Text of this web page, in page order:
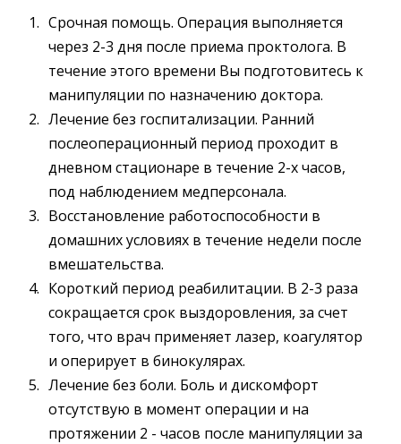
Срочная помощь. Операция выполняется
через 2-3 дня после приема проктолога. В
течение этого времени Вы подготовитесь к
манипуляции по назначению доктора.
Лечение без госпитализации. Ранний
послеоперационный период проходит в
дневном стационаре в течение 2-х часов,
под наблюдением медперсонала.
Восстановление работоспособности в
домашних условиях в течение недели после
вмешательства.
Короткий период реабилитации. В 2-3 раза
сокращается срок выздоровления, за счет
того, что врач применяет лазер, коагулятор
и оперирует в бинокулярах.
Лечение без боли. Боль и дискомфорт
отсутствую в момент операции и на
протяжении 2 - часов после манипуляции за